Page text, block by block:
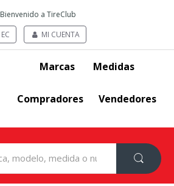
Bienvenido a TireClub
EC
MI CUENTA
Marcas Medidas
Compradores Vendedores